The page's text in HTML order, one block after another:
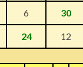
6 30
24 12